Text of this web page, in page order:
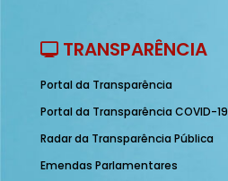
TRANSPARÊNCIA
Portal da Transparência
Portal da Transparência COVID-19
Radar da Transparência Pública
Emendas Parlamentares